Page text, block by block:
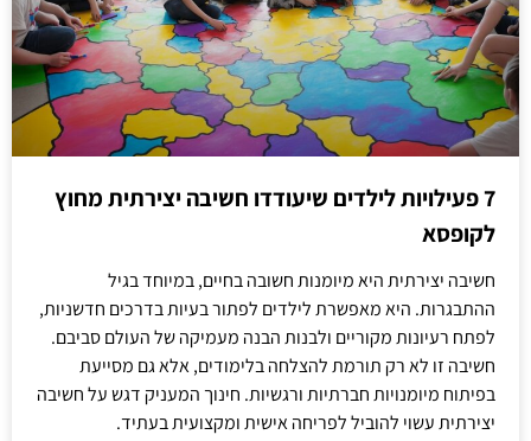
7 פעילויות לילדים שיעודדו חשיבה יצירתית מחוץ
לקופסא
חשיבה יצירתית היא מיומנות חשובה בחיים, במיוחד בגיל
ההתבגרות. היא מאפשרת לילדים לפתור בעיות בדרכים חדשניות,
לפתח רעיונות מקוריים ולבנות הבנה מעמיקה של העולם סביבם.
חשיבה זו לא רק תורמת להצלחה בלימודים, אלא גם מסייעת
בפיתוח מיומנויות חברתיות ורגשיות. חינוך המעניק דגש על חשיבה
יצירתית עשוי להוביל לפריחה אישית ומקצועית בעתיד.